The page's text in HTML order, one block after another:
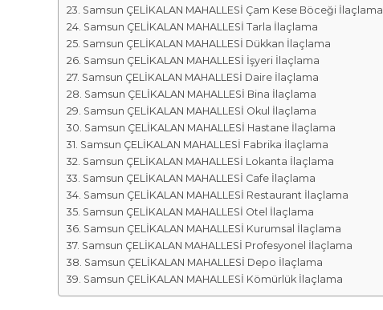
Samsun ÇELİKALAN MAHALLESİ Çam Kese Böceği İlaçlama
Samsun ÇELİKALAN MAHALLESİ Tarla İlaçlama
Samsun ÇELİKALAN MAHALLESİ Dükkan İlaçlama
Samsun ÇELİKALAN MAHALLESİ İşyeri İlaçlama
Samsun ÇELİKALAN MAHALLESİ Daire İlaçlama
Samsun ÇELİKALAN MAHALLESİ Bina İlaçlama
Samsun ÇELİKALAN MAHALLESİ Okul İlaçlama
Samsun ÇELİKALAN MAHALLESİ Hastane İlaçlama
Samsun ÇELİKALAN MAHALLESİ Fabrika İlaçlama
Samsun ÇELİKALAN MAHALLESİ Lokanta İlaçlama
Samsun ÇELİKALAN MAHALLESİ Cafe İlaçlama
Samsun ÇELİKALAN MAHALLESİ Restaurant İlaçlama
Samsun ÇELİKALAN MAHALLESİ Otel İlaçlama
Samsun ÇELİKALAN MAHALLESİ Kurumsal İlaçlama
Samsun ÇELİKALAN MAHALLESİ Profesyonel İlaçlama
Samsun ÇELİKALAN MAHALLESİ Depo İlaçlama
Samsun ÇELİKALAN MAHALLESİ Kömürlük İlaçlama